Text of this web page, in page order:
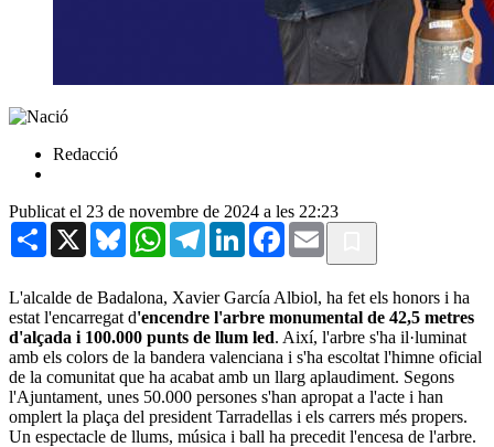
Redacció
Publicat el 23 de novembre de 2024 a les 22:23
Share X BlueskyWhatsAppTelegramLinkedInFacebook
Email
L'alcalde de Badalona, Xavier García Albiol, ha fet els honors i ha
estat l'encarregat d'encendre l'arbre monumental de 42,5 metres
d'alçada i 100.000 punts de llum led. Així, l'arbre s'ha il·luminat
amb els colors de la bandera valenciana i s'ha escoltat l'himne oficial
de la comunitat que ha acabat amb un llarg aplaudiment. Segons
l'Ajuntament, unes 50.000 persones s'han apropat a l'acte i han
omplert la plaça del president Tarradellas i els carrers més propers.
Un espectacle de llums, música i ball ha precedit l'encesa de l'arbre.